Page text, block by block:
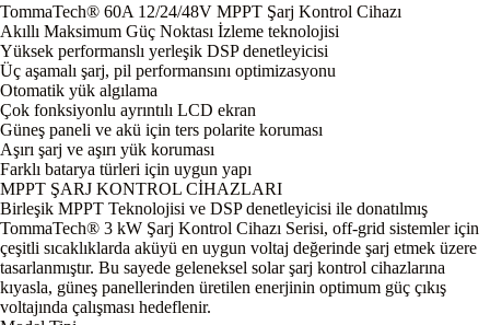
TommaTech® 60A 12/24/48V MPPT Şarj Kontrol Cihazı
Akıllı Maksimum Güç Noktası İzleme teknolojisi
Yüksek performanslı yerleşik DSP denetleyicisi
Üç aşamalı şarj, pil performansını optimizasyonu
Otomatik yük algılama
Çok fonksiyonlu ayrıntılı LCD ekran
Güneş paneli ve akü için ters polarite koruması
Aşırı şarj ve aşırı yük koruması
Farklı batarya türleri için uygun yapı
MPPT ŞARJ KONTROL CİHAZLARI
Birleşik MPPT Teknolojisi ve DSP denetleyicisi ile donatılmış
TommaTech® 3 kW Şarj Kontrol Cihazı Serisi, off-grid sistemler için
çeşitli sıcaklıklarda aküyü en uygun voltaj değerinde şarj etmek üzere
tasarlanmıştır. Bu sayede geleneksel solar şarj kontrol cihazlarına
kıyasla, güneş panellerinden üretilen enerjinin optimum güç çıkış
voltajında çalışması hedeflenir.